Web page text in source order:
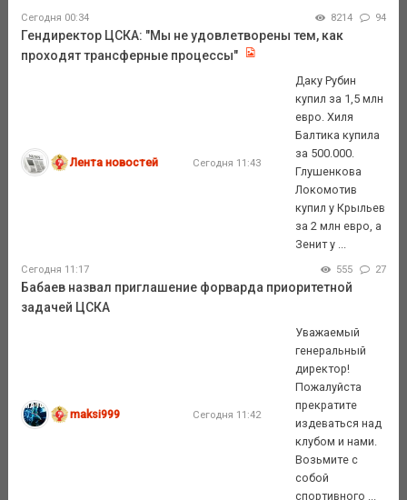
Сегодня 00:34 8214 94
Гендиректор ЦСКА: "Мы не удовлетворены тем, как
проходят трансферные процессы"
Лента новостей Сегодня 11:43
Даку Рубин
купил за 1,5 млн
евро. Хиля
Балтика купила
за 500.000.
Глушенкова
Локомотив
купил у Крыльев
за 2 млн евро, а
Зенит у ...
Сегодня 11:17 555 27
Бабаев назвал приглашение форварда приоритетной
задачей ЦСКА
maksi999 Сегодня 11:42
Уважаемый
генеральный
директор!
Пожалуйста
прекратите
издеваться над
клубом и нами.
Возьмите с
собой
спортивного ...